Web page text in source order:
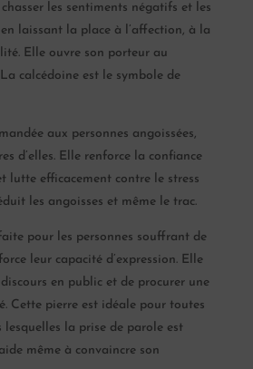
les sentiments négatifs et les
laissant la place à l’affection, à la
Elle ouvre son porteur au
calcédoine est le symbole de
aux personnes angoissées,
d’elles. Elle renforce la confiance
lutte efficacement contre le stress
les angoisses et même le trac.
pour les personnes souffrant de
leur capacité d’expression. Elle
en public et de procurer une
Cette pierre est idéale pour toutes
lesquelles la prise de parole est
même à convaincre son